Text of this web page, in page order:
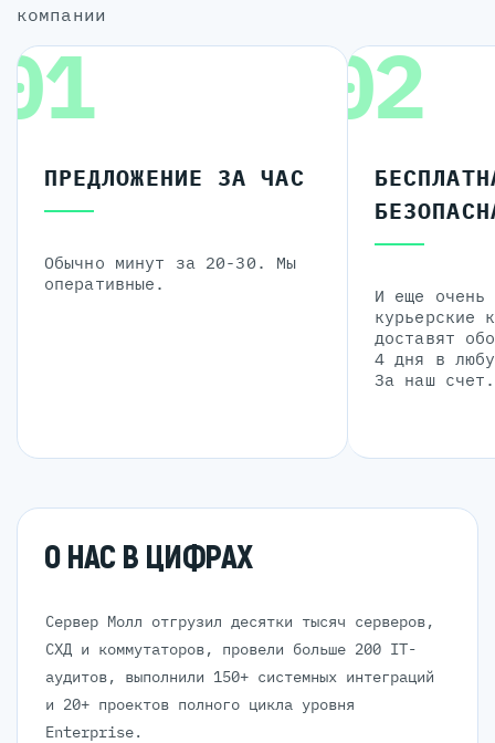
компании
ПРЕДЛОЖЕНИЕ ЗА ЧАС
Обычно минут за 20-30. Мы
оперативные.
02
И еще очень
курьерские
доставят
4 дня в
За наш счет.
О НАС В ЦИФРАХ
Сервер Молл отгрузил десятки тысяч серверов,
СХД и коммутаторов, провели больше 200 IT-
аудитов, выполнили 150+ системных интеграций
и 20+ проектов полного цикла уровня
Enterprise.